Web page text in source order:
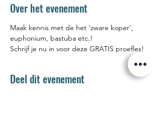
Over het evenement
Maak kennis met de het 'zware koper',
euphonium, bastuba etc.!
Schrijf je nu in voor deze GRATIS proefles!
Deel dit evenement